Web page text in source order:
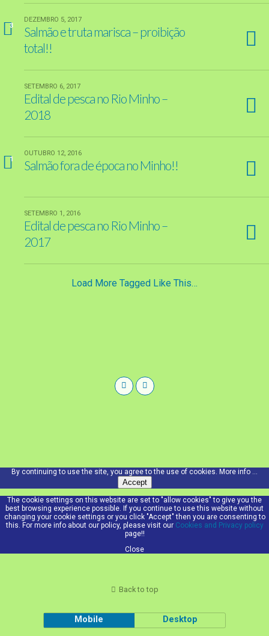
3
DEZEMBRO 5, 2017
Salmão e truta marisca – proibição
total!!
SETEMBRO 6, 2017
Edital de pesca no Rio Minho –
2018
1
OUTUBRO 12, 2016
Salmão fora de época no Minho!!
SETEMBRO 1, 2016
Edital de pesca no Rio Minho –
2017
Load More Tagged Like This…
By continuing to use the site, you agree to the use of cookies. More info ...
Accept
The cookie settings on this website are set to "allow cookies" to give you the
best browsing experience possible. If you continue to use this website without
changing your cookie settings or you click "Accept" then you are consenting to
this. For more info about our policy, please visit our Cookies and Privacy policy
page!!
Close
Back to top
Mobile Desktop